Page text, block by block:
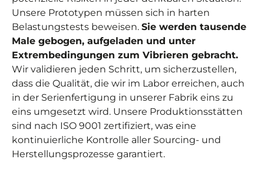
Unsere Prototypen müssen sich in harten
Belastungstests beweisen. Sie werden tausende
Male gebogen, aufgeladen und unter
Extrembedingungen zum Vibrieren gebracht.
Wir validieren jeden Schritt, um sicherzustellen,
dass die Qualität, die wir im Labor erreichen, auch
in der Serienfertigung in unserer Fabrik eins zu
eins umgesetzt wird. Unsere Produktionsstätten
sind nach ISO 9001 zertifiziert, was eine
kontinuierliche Kontrolle aller Sourcing- und
Herstellungsprozesse garantiert.